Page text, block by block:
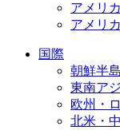
アメリ
アメリ
国際
朝鮮半島
東南ア
欧州・
北米・